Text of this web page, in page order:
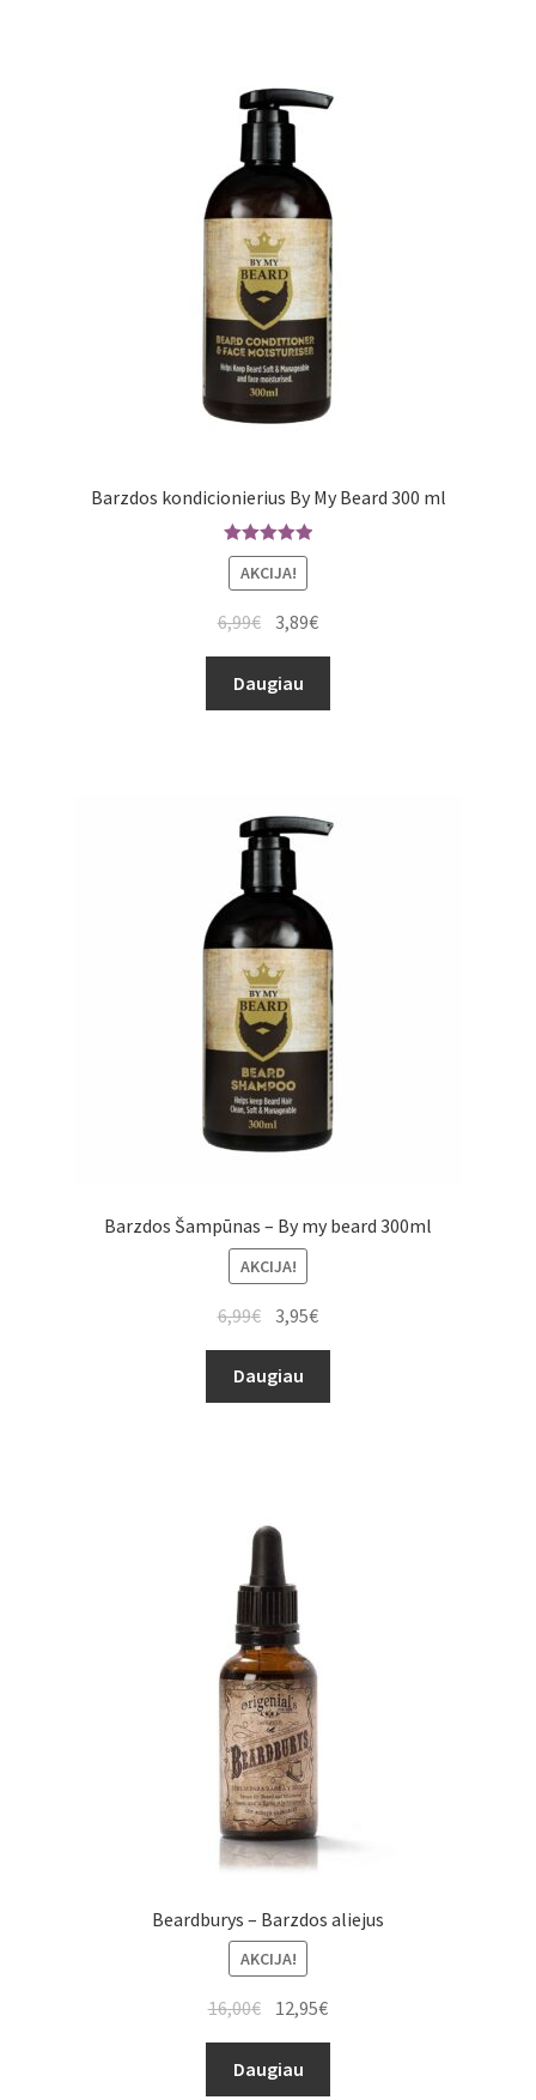
Barzdos kondicionierius By My Beard 300 ml
Įvertinimas
: 5.00iš 5
AKCIJA!
6,99€ 3,89€
Daugiau
Barzdos Šampūnas – By my beard 300ml
AKCIJA!
6,99€ 3,95€
Daugiau
Beardburys – Barzdos aliejus
AKCIJA!
16,00€ 12,95€
Daugiau